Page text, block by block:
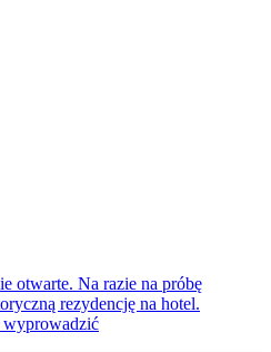
otwarte. Na razie na próbę
rezydencję na hotel.
wyprowadzić